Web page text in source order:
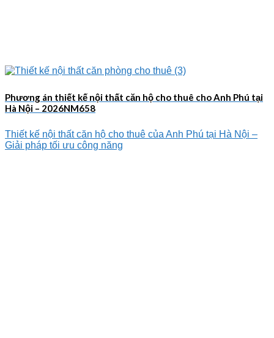
Phương án thiết kế nội thất căn hộ cho thuê cho Anh Phú tại
Hà Nội – 2026NM658
Thiết kế nội thất căn hộ cho thuê của Anh Phú tại Hà Nội –
Giải pháp tối ưu công năng